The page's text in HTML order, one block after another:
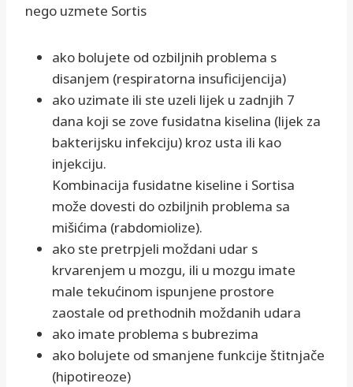
nego uzmete Sortis
ako bolujete od ozbiljnih problema s
disanjem (respiratorna insuficijencija)
ako uzimate ili ste uzeli lijek u zadnjih 7
dana koji se zove fusidatna kiselina (lijek za
bakterijsku infekciju) kroz usta ili kao
injekciju.
Kombinacija fusidatne kiseline i Sortisa
može dovesti do ozbiljnih problema sa
mišićima (rabdomiolize).
ako ste pretrpjeli moždani udar s
krvarenjem u mozgu, ili u mozgu imate
male tekućinom ispunjene prostore
zaostale od prethodnih moždanih udara
ako imate problema s bubrezima
ako bolujete od smanjene funkcije štitnjače
(hipotireoze)